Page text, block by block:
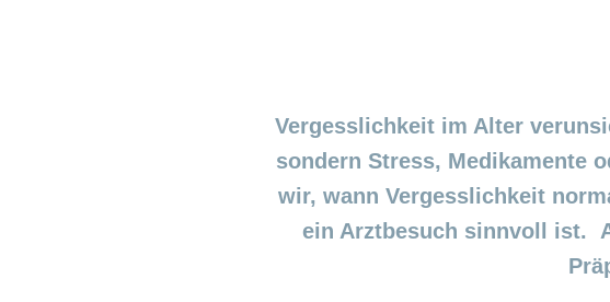
Vergesslichkeit im Alter
sondern Stress, Medikamente
wir, wann Vergesslichkeit
ein Arztbesuch sinnvoll ist.